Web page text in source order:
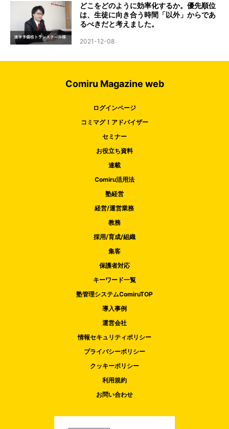
どこをどのように効率化するか。優先順位
は、生徒に向き合う時間「以外」からであ
るべきだと考えました。
2021-12-08
Comiru Magazine web
ログインページ
コミマグ！アドバイザー
セミナー
お役立ち資料
連載
Comiru活用法
塾経営
経営/運営業務
教務
採用/育成/組織
集客
保護者対応
キーワード一覧
塾管理システムComiruTOP
導入事例
運営会社
情報セキュリティポリシー
プライバシーポリシー
クッキーポリシー
利用規約
お問い合わせ